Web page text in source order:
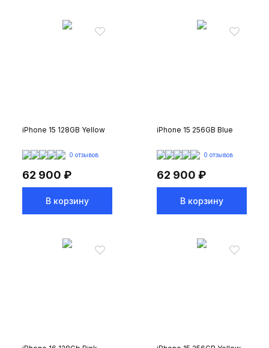
iPhone 15 128GB Yellow
0 отзывов
62 900 ₽
В корзину
iPhone 15 256GB Blue
0 отзывов
62 900 ₽
В корзину